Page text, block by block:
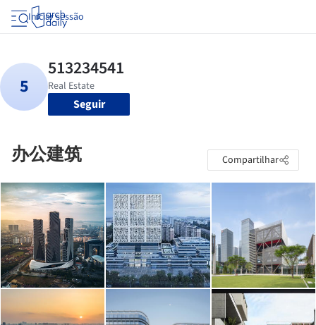
Iniciar sessão
Seguir
办公建筑 Compartilhar